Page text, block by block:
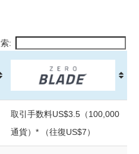
:
取引手数料US$3.5（100,000
通貨）* （往復US$7）